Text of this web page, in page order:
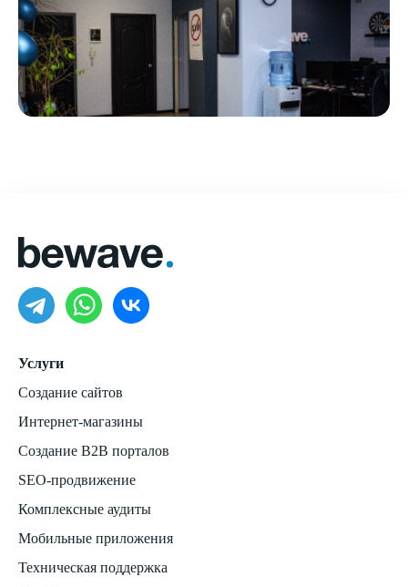
Услуги
Создание сайтов
Интернет-магазины
Создание B2B порталов
SEO-продвижение
Комплексные аудиты
Мобильные приложения
Техническая поддержка